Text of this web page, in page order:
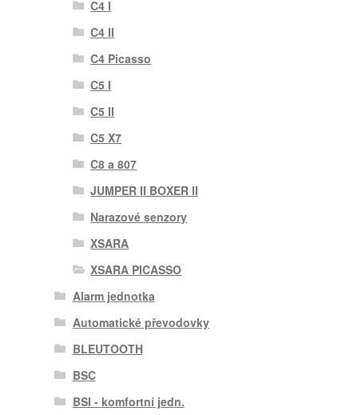
C4 I
C4 II
C4 Picasso
C5 I
C5 II
C5 X7
C8 a 807
JUMPER II BOXER II
Narazové senzory
XSARA
XSARA PICASSO
Alarm jednotka
Automatické převodovky
BLEUTOOTH
BSC
BSI - komfortní jedn.